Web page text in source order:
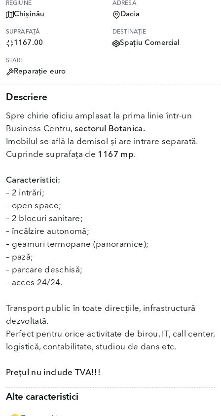
REGIUNE
Chișinău
ADRESA
Dacia
SUPRAFAȚĂ
1167.00
DESTINAȚIE
Spațiu Comercial
STARE
Reparație euro
Descriere
Spre chirie oficiu amplasat la prima linie într-un
Business Centru, sectorul Botanica.
Imobilul se află la demisol și are intrare separată.
Cuprinde suprafața de 1167 mp.
Caracteristici:
– 2 intrări;
– open space;
– 2 blocuri sanitare;
– încălzire autonomă;
– geamuri termopane (panoramice);
– pază;
– parcare deschisă;
– acces 24/24.
Transport public în toate direcțiile, infrastructură
dezvoltată.
Perfect pentru orice activitate de birou, IT, call center,
logistică, contabilitate, studiou de dans etc.
Prețul nu include TVA!!!
Alte caracteristici